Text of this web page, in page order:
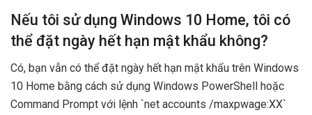
Nếu tôi sử dụng Windows 10 Home, tôi có
thể đặt ngày hết hạn mật khẩu không?
Có, bạn vẫn có thể đặt ngày hết hạn mật khẩu trên Windows
10 Home bằng cách sử dụng Windows PowerShell hoặc
Command Prompt với lệnh `net accounts /maxpwage:XX`